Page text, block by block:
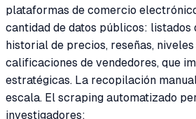
plataformas de comercio
cantidad de datos públicos: listados
historial de precios, reseñas,
calificaciones de vendedores, que
estratégicas. La recopilación
escala. El scraping automatizado
investigadores: